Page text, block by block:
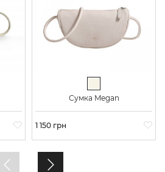
Сумка Megan
Ціна
1 150 грн